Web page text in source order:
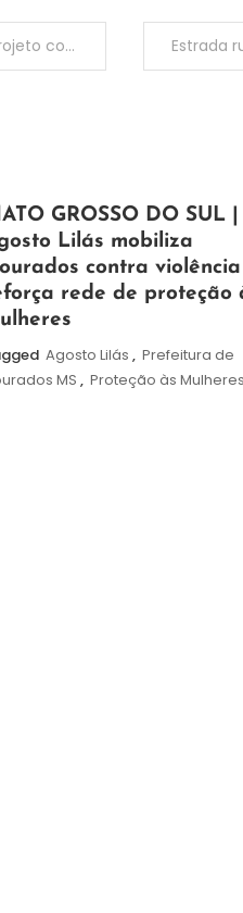
GROSSO DO SUL |
Lilás mobiliza
contra
rede de proteção
Agosto Lilás , Prefeitura de
MS , Proteção às Mulheres